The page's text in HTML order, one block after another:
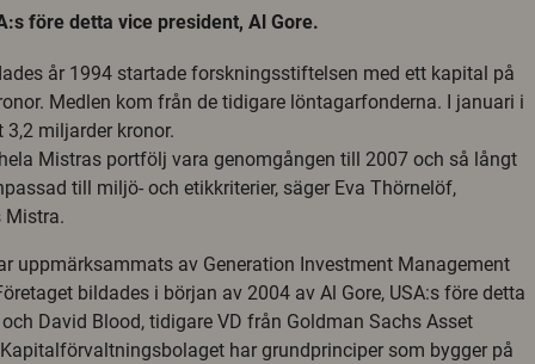
före detta vice president, Al Gore.
år 1994 startade forskningsstiftelsen med ett kapital på
Medlen kom från de tidigare löntagarfonderna. I januari i
3,2 miljarder kronor.
Mistras portfölj vara genomgången till 2007 och så långt
till miljö- och etikkriterier, säger Eva Thörnelöf,
Mistra.
uppmärksammats av Generation Investment Management
bildades i början av 2004 av Al Gore, USA:s före detta
David Blood, tidigare VD från Goldman Sachs Asset
har grundprinciper som bygger på